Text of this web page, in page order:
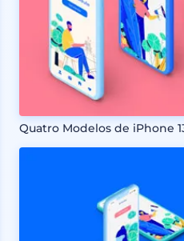
Quatro Modelos de iPhone